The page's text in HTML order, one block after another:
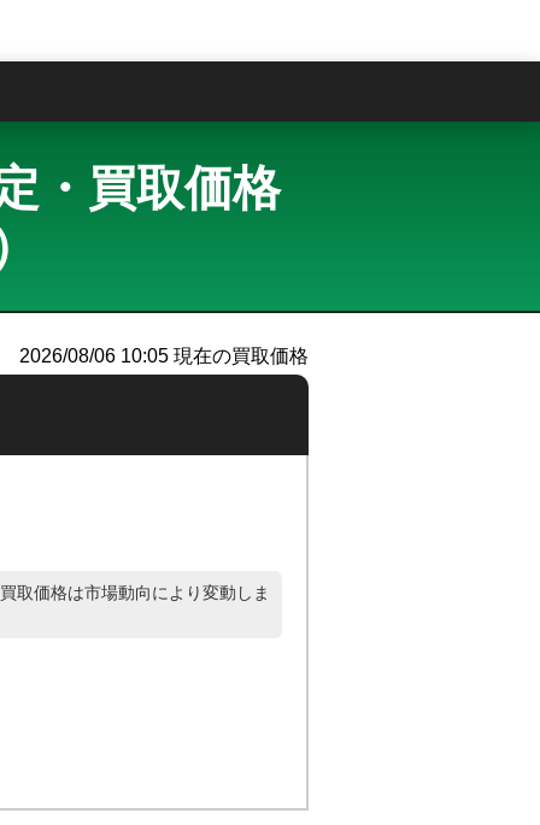
・買取価格
2026/08/06 10:05 現在の買取価格
取価格は市場動向により変動しま